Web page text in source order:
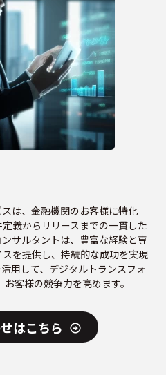
は、金融機関のお客様に特化
義からリリースまでの一貫した
サルタントは、豊富な経験と専
を提供し、持続的な成功を実現
用して、デジタルトランスフォ
客様の競争力を高めます。
はこちら